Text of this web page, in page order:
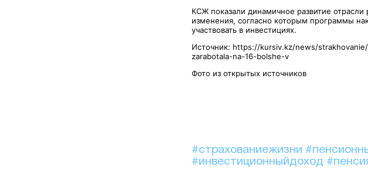
КСЖ показали динамичное развитие отрасли
изменения, согласно которым программы
участвовать в инвестициях.
Источник: https://kursiv.kz/news/
zarabotala-na-16-bolshe-v
Фото из открытых источников
#страхованиежизни
#инвестиционныйдоход